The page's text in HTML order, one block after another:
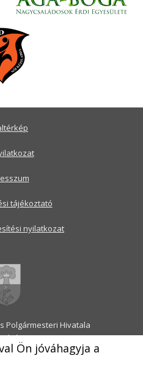
Ön jóváhagyja a
Polgármesteri Hivatala
Alsó utca 1.
Érd, Pf.: 31
tájékoztató
nyilatkozat